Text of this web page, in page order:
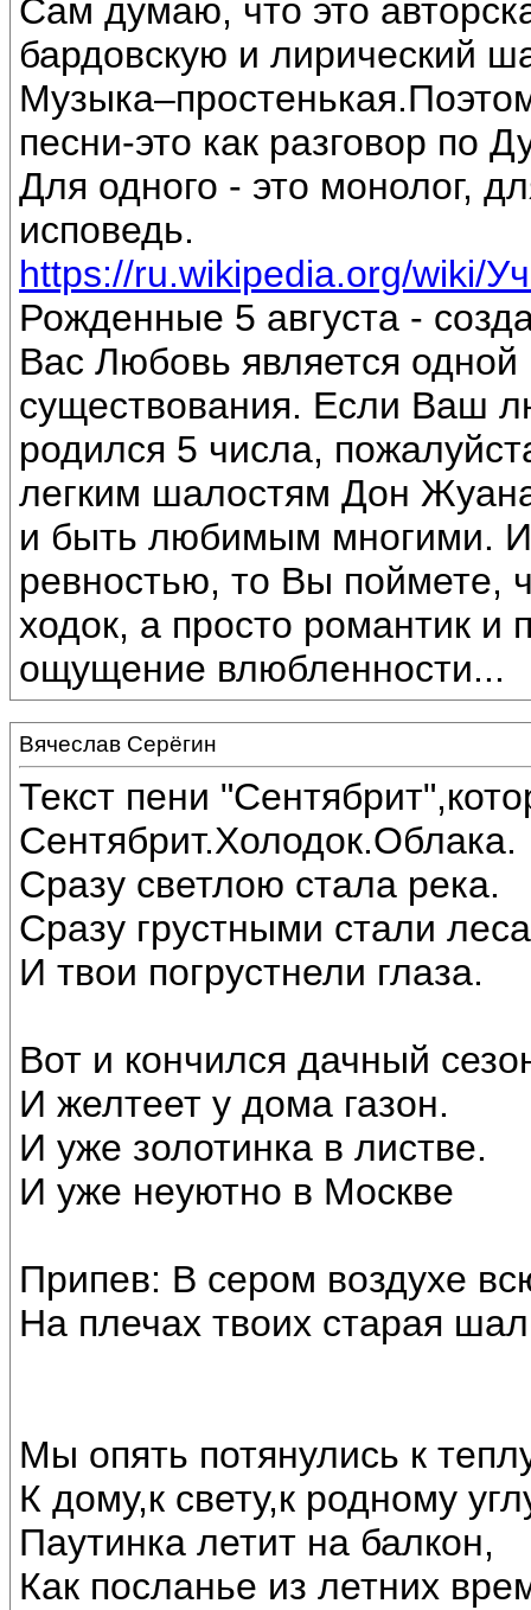
Сам думаю, что это
бардовскую и лирический
песни-это как разговор по
Для одного - это монолог,
исповедь.
https://ru.wikipedia.org/wiki/
Рожденные 5 августа -
Вас Любовь является
существования. Если Ваш
родился 5 числа,
легким шалостям Дон
и быть любимым многими.
ревностью, то Вы
ходок, а просто романтик и
ощущение влюбленности...
Вячеслав Серёгин
Текст пени
Сентябрит.Холодок.Облака.
Сразу светлою стала река.
Сразу грустными стали
И твои погрустнели глаза.
Вот и кончился дачный
И желтеет у дома газон.
И уже золотинка в листве.
И уже неуютно в Москве
Припев: В сером воздухе
На плечах твоих старая
Мы опять потянулись к
К дому,к свету,к родному
Паутинка летит на балкон,
Как посланье из летних